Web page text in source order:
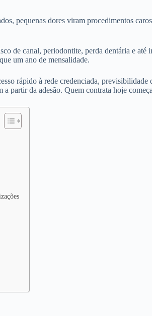
pequenas dores viram procedimentos
de canal, periodontite, perda dentária e até
um ano de mensalidade.
rápido à rede credenciada, previsibilidade
a partir da adesão. Quem contrata hoje